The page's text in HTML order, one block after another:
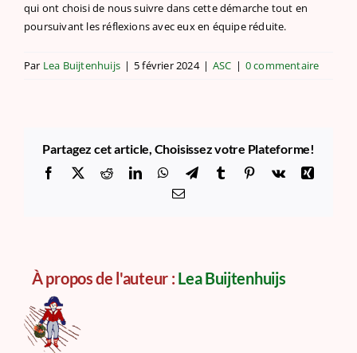
qui ont choisi de nous suivre dans cette démarche tout en
poursuivant les réflexions avec eux en équipe réduite.
Par Lea Buijtenhuijs | 5 février 2024 | ASC | 0 commentaire
Partagez cet article, Choisissez votre Plateforme!
Facebook
X RedditLinkedInWhatsApp
TelegramTumblr Pinterest
Vk
Xing
Email
À propos de l'auteur : Lea Buijtenhuijs